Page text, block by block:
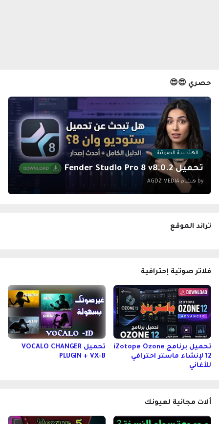
حصري 😍😍
الهندسة الصوتية
تحميل Fender Studio Pro 8 v8.0.2
by هشام AGDZ MEDIA
تراند الموقع
فلاتر صوتية إحترافية
تحميل برنامج iZotope Ozone
12 لإنشاء ماستر احترافي
للأغاني
تحميل VOCALO CHANGER
PLUGIN + VX-B
ألات مجانية لعيونك